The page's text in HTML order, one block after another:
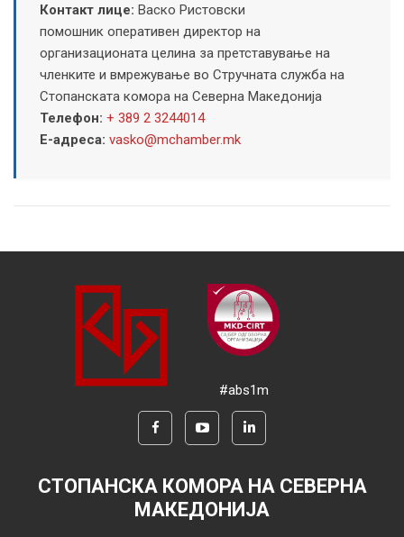
Контакт лице: Васко Ристовски
помошник оперативен директор на
организационата целина за претставување на
членките и вмрежување во Стручната служба на
Стопанската комора на Северна Македонија
Телефон: + 389 2 3244014
Е-адреса: vasko@mchamber.mk
#abs1m
СТОПАНСКА КОМОРА НА СЕВЕРНА
МАКЕДОНИЈА